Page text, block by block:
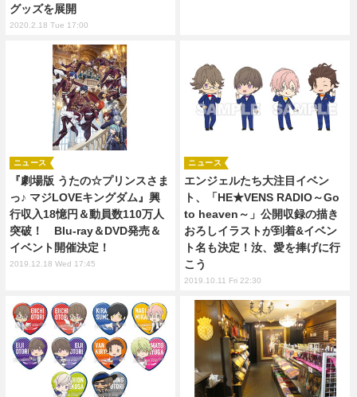
グッズを展開
2020.2.18 Tue 17:00
『劇場版 うたの☆プリンスさま
っ♪ マジLOVEキングダム』興
行収入18憶円＆動員数110万人
突破！ Blu-ray＆DVD発売＆
イベント開催決定！
ニュース
2019.12.18 Wed 17:45
エンジェルたち大注目イベン
ト、「HE★VENS RADIO～Go
to heaven～」公開収録の描き
おろしイラストが到着&イベン
ト名も決定！汝、愛を捧げに行
こう
ニュース
2019.10.11 Fri 22:30